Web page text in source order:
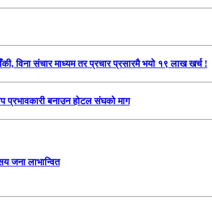
विना संचार माध्यम तर प्रचार प्रसारमै भयो १९ लाख खर्च !
प्रभावकारी बनाउन होटल संघको माग
जना लाभान्वित